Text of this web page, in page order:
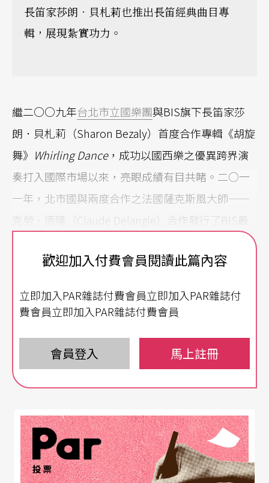
長笛家莎朗．貝札莉也推出長笛經典曲目專
輯，展現紮實功力。
繼二○○九年台北市立國樂團與BIS旗下長笛家莎
朗．貝札莉（Sharon Bezaly）首度合作專輯《胡旋
舞》 Whirling Dance，成功以國西樂之優異跨界演
奏打入國際市場以來，亮眼成績有目共睹。二○一
一年，北市國與兩度合作之法國薩克斯風大師——
克勞．德隆（Claude Delangle）合作發行了BIS最
本專輯中曲目除了針對薩克斯風量身訂做外，也同
九年為德隆譜寫的《第二號薩克斯風協奏曲》中，
三個樂章標題〈洛神賦圖〉、〈聽泉〉與〈飛霞萬
說是此次東西融合之最：第一樂章取材東晉畫家顧
愷之畫作《洛神賦圖》，樂曲以莊嚴肅穆的彈撥開
場，中段的高音薩克斯風呈現連續不斷的變化節奏
歡迎加入付費會員閱讀此篇內容
立即加入PAR雜誌付費會員立即加入PAR雜誌付
費會員立即加入PAR雜誌付費會員
會員登入 馬上註冊
投票